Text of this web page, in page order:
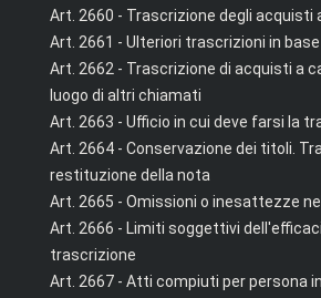
Art. 2660 - Trascrizione degli acquisti
Art. 2661 - Ulteriori trascrizioni in
Art. 2662 - Trascrizione di acquisti a
luogo di altri chiamati
Art. 2663 - Ufficio in cui deve farsi la
Art. 2664 - Conservazione dei titoli.
restituzione della nota
Art. 2665 - Omissioni o inesattezze
Art. 2666 - Limiti soggettivi
trascrizione
Art. 2667 - Atti compiuti per persona